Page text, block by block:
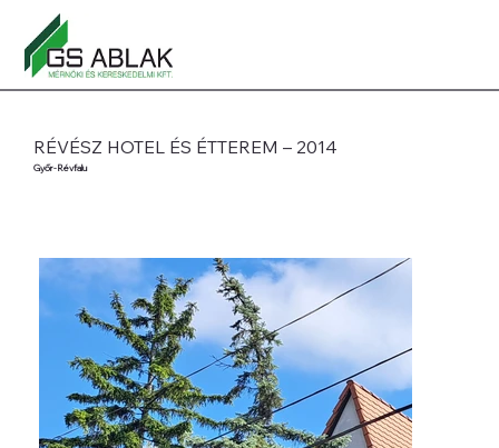
RÉVÉSZ HOTEL ÉS ÉTTEREM – 2014
Győr-Révfalu